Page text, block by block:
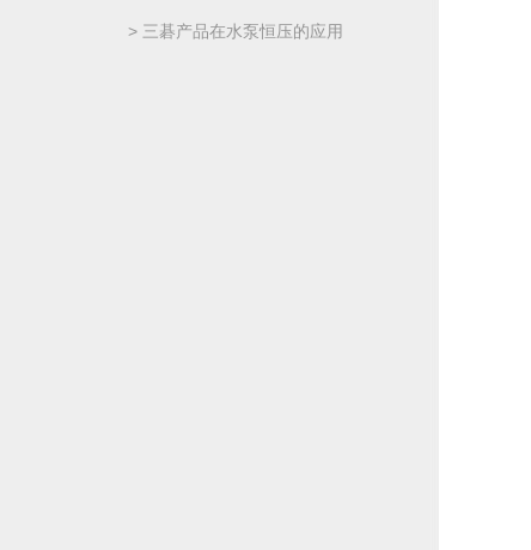
信息广告牌｜NANO-ULT5
> 三碁产品在水泵恒压的应用